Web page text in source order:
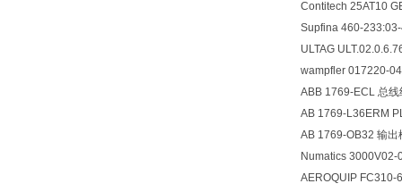
Contitech 25AT10
Supfina 460-
ULTAG
wampfler 017220-
ABB 1769-ECL 总线
AB 1769-L36ERM
AB 1769-OB32 输出
Numatics
AEROQUIP FC310-